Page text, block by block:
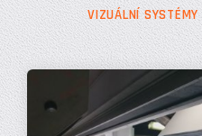
VIZUÁLNÍ SYSTÉMY